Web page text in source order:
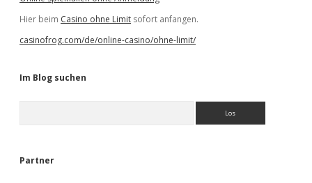
Hier beim Casino ohne Limit sofort anfangen.
casinofrog.com/de/online-casino/ohne-limit/
Im Blog suchen
e
Partner